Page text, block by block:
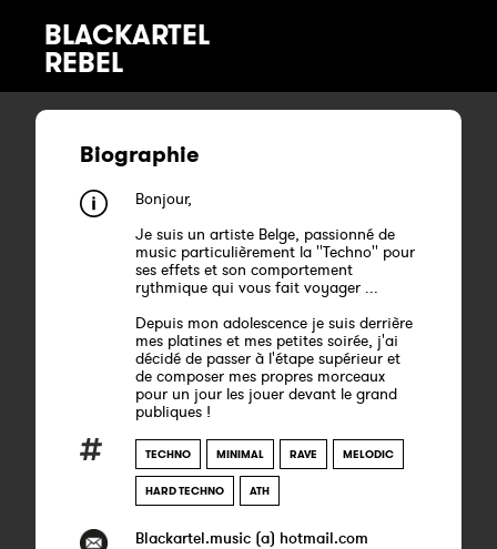
BLACKARTEL
REBEL
Biographie
Bonjour,
Je suis un artiste Belge, passionné de
music particulièrement la ''Techno'' pour
ses effets et son comportement
rythmique qui vous fait voyager ...
Depuis mon adolescence je suis derrière
mes platines et mes petites soirée, j'ai
décidé de passer à l'étape supérieur et
de composer mes propres morceaux
pour un jour les jouer devant le grand
publiques !
TECHNO MINIMAL RAVE MELODIC
HARD TECHNO ATH
Blackartel.music (a) hotmail.com